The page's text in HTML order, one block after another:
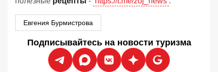
Евгения Бурмистрова
Подписывайтесь на новости туризма